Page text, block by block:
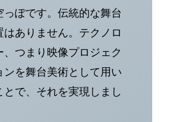
っぽです。伝統的な舞台
はありません。テクノロ
、つまり映像プロジェク
ンを舞台美術として用い
とで、それを実現しまし